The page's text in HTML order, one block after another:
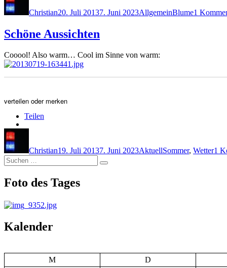
Christian20. Juli 20137. Juni 2023AllgemeinBlume1
Schöne Aussichten
Cooool! Also warm… Cool im Sinne von warm:
verteilen oder merken
Teilen
Christian19. Juli 20137. Juni 2023AktuellSommer, Wetter1
Suchen
nach:
Suchen
Foto des Tages
Kalender
M
D